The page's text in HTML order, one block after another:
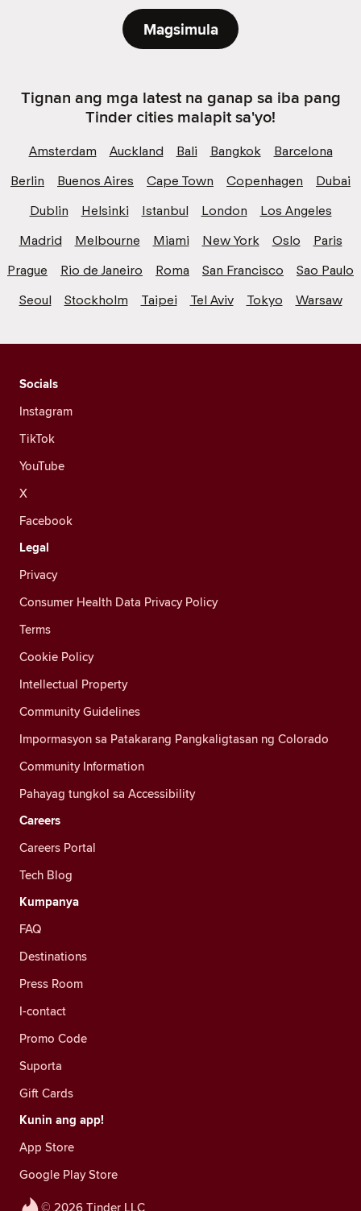
Magsimula
Tignan ang mga latest na ganap sa iba pang
Tinder cities malapit sa'yo!
Amsterdam Auckland Bali Bangkok
Barcelona
Berlin
Buenos Aires Cape Town Copenhagen
Dubai
Dublin
Helsinki Istanbul London
Los Angeles
Madrid
Melbourne Miami New York Oslo
Paris
Prague
Rio de Janeiro Roma San Francisco
Sao Paulo
Seoul
Stockholm Taipei Tel Aviv Tokyo Warsaw
© 2026 Tinder LLC
Socials
Instagram
TikTok
YouTube
X
Facebook
Legal
Privacy
Consumer Health Data Privacy Policy
Terms
Cookie Policy
Intellectual Property
Community Guidelines
Impormasyon sa Patakarang Pangkaligtasan ng Colorado
Community Information
Pahayag tungkol sa Accessibility
Careers
Careers Portal
Tech Blog
Kumpanya
FAQ
Destinations
Press Room
I-contact
Promo Code
Suporta
Gift Cards
Kunin ang app!
App Store
Google Play Store